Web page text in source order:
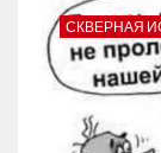
СКВЕРНАЯ